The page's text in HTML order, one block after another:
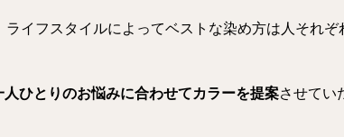
ライフスタイルによってベストな染め方は人それぞ
人ひとりのお悩みに合わせてカラーを提案させてい